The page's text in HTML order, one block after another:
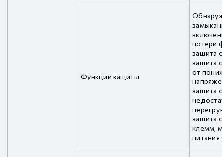
Функции защиты
потери
защита
защита
от
защита
защита
клемм,
питания